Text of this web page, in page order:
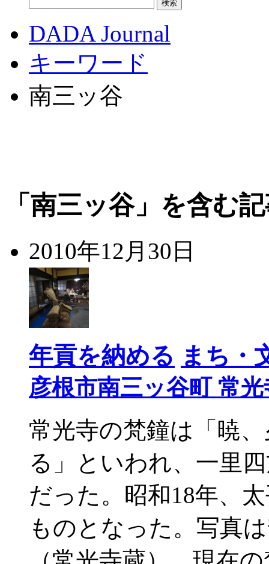
DADA Journal
キーワード
南三ッ谷
「南三ッ谷」を含む
2010年12月30日
年貢を納める まち・
彦根市南三ッ谷町 常光
常光寺の梵鐘は「暁
る」といわれ、一里
だった。昭和18年、
ものとなった。写真